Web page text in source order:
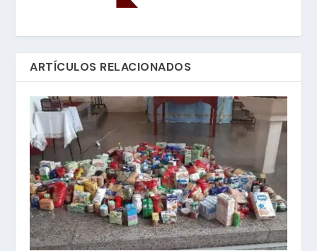
ARTÍCULOS RELACIONADOS